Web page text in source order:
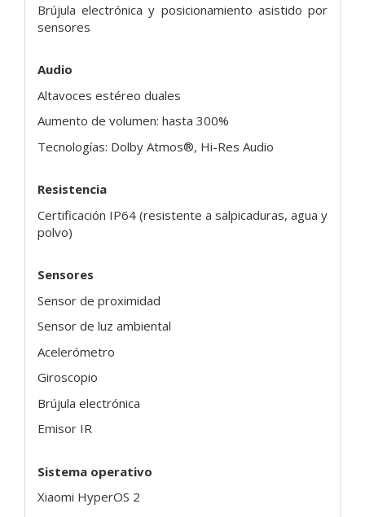
Brújula electrónica y posicionamiento asistido por
sensores
Audio
Altavoces estéreo duales
Aumento de volumen: hasta 300%
Tecnologías: Dolby Atmos®, Hi-Res Audio
Resistencia
Certificación IP64 (resistente a salpicaduras, agua y
polvo)
Sensores
Sensor de proximidad
Sensor de luz ambiental
Acelerómetro
Giroscopio
Brújula electrónica
Emisor IR
Sistema operativo
Xiaomi HyperOS 2